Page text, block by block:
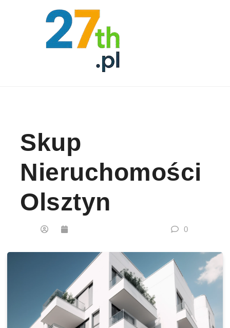
Skup
Nieruchomości
Olsztyn
0